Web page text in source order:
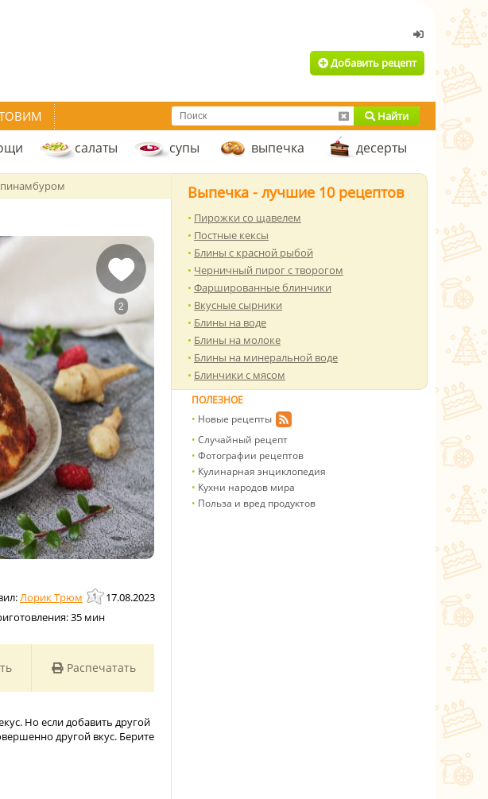
Добавить рецепт
Найти
салаты супы выпечка десерты
2
Лорик Трюм
17.08.2023
35 мин
Распечатать
Но если добавить другой
другой вкус. Берите
Выпечка - лучшие 10 рецептов
Пирожки со щавелем
Постные кексы
Блины с красной рыбой
Черничный пирог с творогом
Фаршированные блинчики
Вкусные сырники
Блины на воде
Блины на молоке
Блины на минеральной воде
Блинчики с мясом
ПОЛЕЗНОЕ
Новые рецепты
Случайный рецепт
Фотографии рецептов
Кулинарная энциклопедия
Кухни народов мира
Польза и вред продуктов